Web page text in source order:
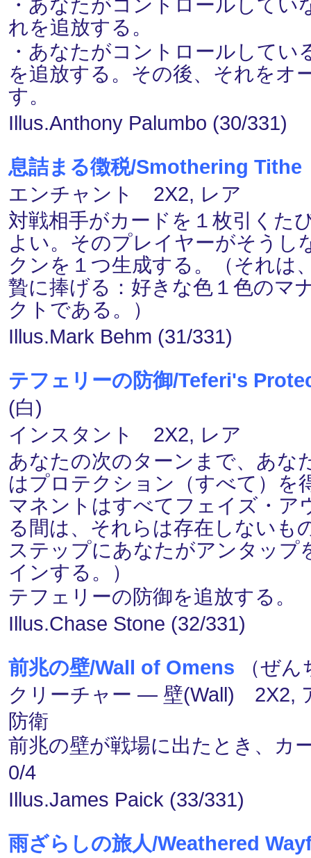
れを追放する。
・あなたがコントロールして
を追放する。その後、それをオ
す。
Illus.Anthony Palumbo (30/331)
息詰まる徴税/Smothering Tithe
エンチャント 2X2, レア
対戦相手がカードを１枚引くた
よい。そのプレイヤーがそうし
クンを１つ生成する。（それは
贄に捧げる：好きな色１色のマ
クトである。）
Illus.Mark Behm (31/331)
テフェリーの防御/Teferi's
(白)
インスタント 2X2, レア
あなたの次のターンまで、あな
はプロテクション（すべて）を
マネントはすべてフェイズ・ア
る間は、それらは存在しないも
ステップにあなたがアンタッ
インする。）
テフェリーの防御を追放する。
Illus.Chase Stone (32/331)
前兆の壁/Wall of Omens （ぜ
クリーチャー ― 壁(Wall) 2X2,
防衛
前兆の壁が戦場に出たとき、カ
0/4
Illus.James Paick (33/331)
雨ざらしの旅人/Weathered